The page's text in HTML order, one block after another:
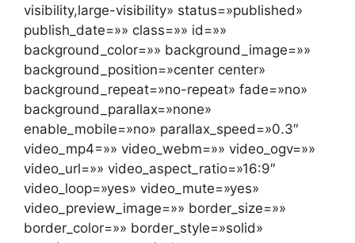
visibility,large-visibility» status=»published»
publish_date=»» class=»» id=»»
background_color=»» background_image=»»
background_position=»center center»
background_repeat=»no-repeat» fade=»no»
background_parallax=»none»
enable_mobile=»no» parallax_speed=»0.3″
video_mp4=»» video_webm=»» video_ogv=»»
video_url=»» video_aspect_ratio=»16:9″
video_loop=»yes» video_mute=»yes»
video_preview_image=»» border_size=»»
border_color=»» border_style=»solid»